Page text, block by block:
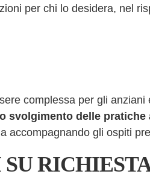
per chi lo desidera, nel
complessa per gli
svolgimento delle pratiche
accompagnando gli ospiti